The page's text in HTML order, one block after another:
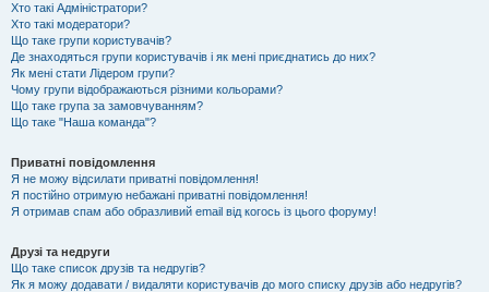
Хто такі Адміністратори?
Хто такі модератори?
Що таке групи користувачів?
Де знаходяться групи користувачів і як мені приєднатись до них?
Як мені стати Лідером групи?
Чому групи відображаються різними кольорами?
Що таке група за замовчуванням?
Що таке "Наша команда"?
Приватні повідомлення
Я не можу відсилати приватні повідомлення!
Я постійно отримую небажані приватні повідомлення!
Я отримав спам або образливий email від когось із цього форуму!
Друзі та недруги
Що таке список друзів та недругів?
Як я можу додавати / видаляти користувачів до мого списку друзів або недругів?